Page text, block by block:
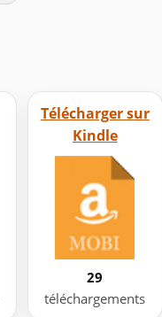
Télécharger sur
Kindle
29
téléchargements